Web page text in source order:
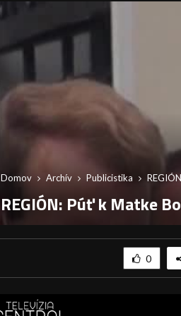
Domov Archív Publicistika
REGIÓN: Púť k Matke
0